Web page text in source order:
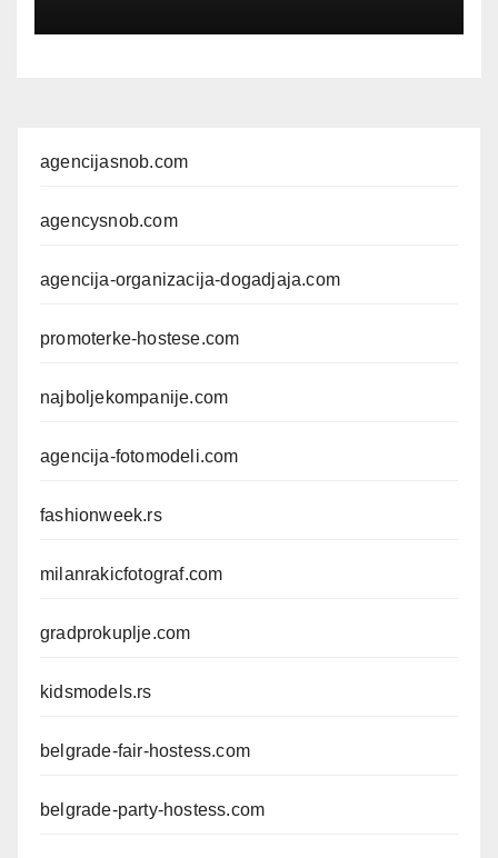
kroz foto modele,
agencijasnob.com
agencysnob.com
agencija-organizacija-dogadjaja.com
promoterke-hostese.com
najboljekompanije.com
agencija-fotomodeli.com
fashionweek.rs
milanrakicfotograf.com
gradprokuplje.com
kidsmodels.rs
belgrade-fair-hostess.com
belgrade-party-hostess.com